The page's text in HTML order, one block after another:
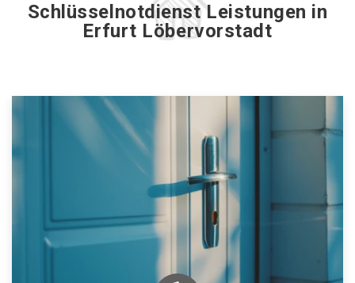
Schlüsselnotdienst Leistungen in
Erfurt Löbervorstadt